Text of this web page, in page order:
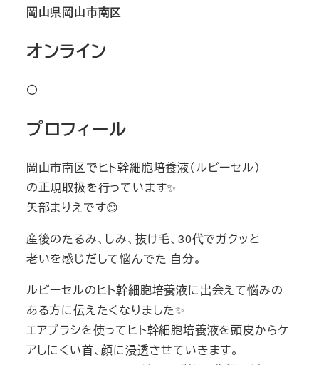
岡山県岡山市南区
オンライン
〇
プロフィール
岡山市南区でヒト幹細胞培養液（ルビーセル）
の正規取扱を行っています✨
矢部まりえです😊
産後のたるみ、しみ、抜け毛、30代でガクッと
老いを感じだして悩んでた 自分。
ルビーセルのヒト幹細胞培養液に出会えて悩みの
ある方に伝えたくなりました✨
エアブラシを使ってヒト幹細胞培養液を頭皮からケ
アしにくい首、顔に浸透させていきます。